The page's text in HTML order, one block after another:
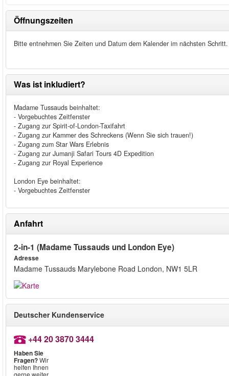
Öffnungszeiten
Bitte entnehmen Sie Zeiten und Datum dem Kalender im nächsten Schritt.
Was ist inkludiert?
Madame Tussauds beinhaltet:
- Vorgebuchtes Zeitfenster
- Zugang zur Spirit-of-London-Taxifahrt
- Zugang zur Kammer des Schreckens (Wenn Sie sich trauen!)
- Zugang zum Star Wars Erlebnis
- Zugang zur Jumanji Safari Tours 4D Expedition
- Zugang zur Royal Experience
London Eye beinhaltet:
- Vorgebuchtes Zeitfenster
Anfahrt
2-in-1 (Madame Tussauds und London Eye)
Adresse
Madame Tussauds Marylebone Road London, NW1 5LR
Deutscher Kundenservice
+44 20 3870 3444
Haben Sie
Fragen?Wir
helfen Ihnen